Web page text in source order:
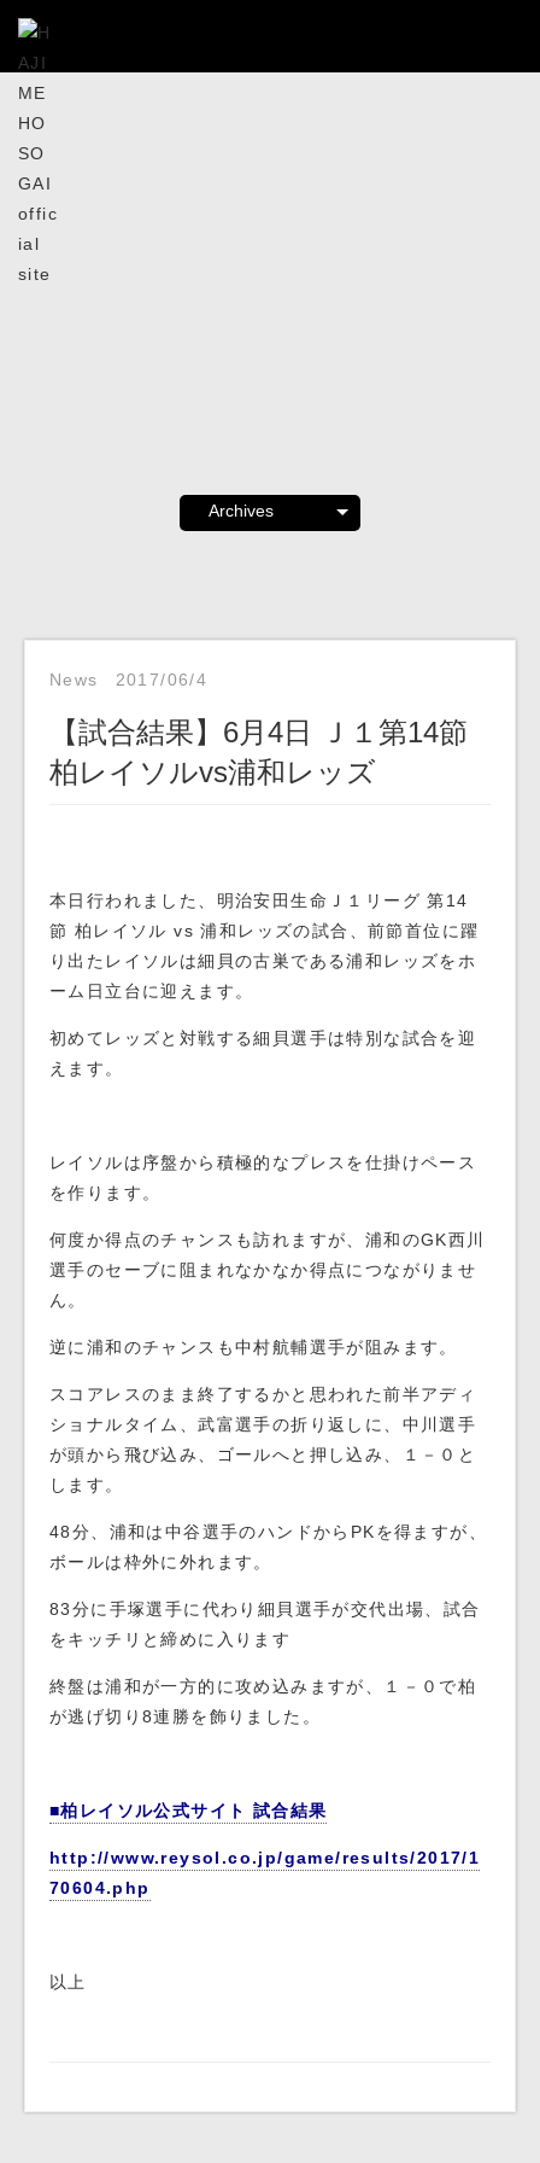
News 2017/06/4
【試合結果】6月4日 Ｊ１第14節
柏レイソルvs浦和レッズ
本日行われました、明治安田生命Ｊ１リーグ 第14
節 柏レイソル vs 浦和レッズの試合、前節首位に躍
り出たレイソルは細貝の古巣である浦和レッズをホ
ーム日立台に迎えます。
初めてレッズと対戦する細貝選手は特別な試合を迎
えます。
レイソルは序盤から積極的なプレスを仕掛けペース
を作ります。
何度か得点のチャンスも訪れますが、浦和のGK西川
選手のセーブに阻まれなかなか得点につながりませ
ん。
逆に浦和のチャンスも中村航輔選手が阻みます。
スコアレスのまま終了するかと思われた前半アディ
ショナルタイム、武富選手の折り返しに、中川選手
が頭から飛び込み、ゴールへと押し込み、１－０と
します。
48分、浦和は中谷選手のハンドからPKを得ますが、
ボールは枠外に外れます。
83分に手塚選手に代わり細貝選手が交代出場、試合
をキッチリと締めに入ります
終盤は浦和が一方的に攻め込みますが、１－０で柏
が逃げ切り8連勝を飾りました。
■柏レイソル公式サイト 試合結果
http://www.reysol.co.jp/game/results/2017/1
70604.php
以上